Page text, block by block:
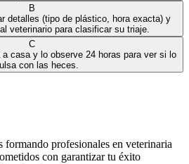
B
detalles (tipo de plástico, hora exacta) y
veterinario para clasificar su triaje.
C
a casa y lo observe 24 horas para ver si lo
con las heces.
formando profesionales en veterinaria
con garantizar tu éxito